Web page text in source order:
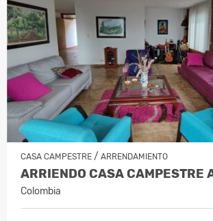
CASA CAMPESTRE / ARRENDAMIENTO
Colombia